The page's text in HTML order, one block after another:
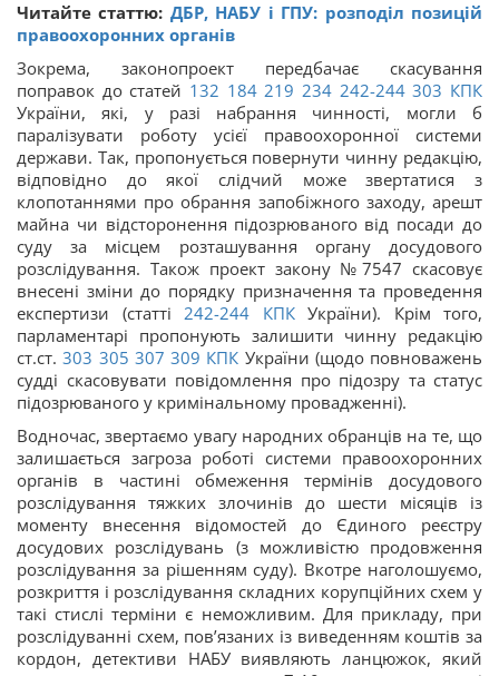
Читайте статтю: ДБР, НАБУ і ГПУ: розподіл позицій
правоохоронних органів
Зокрема, законопроект передбачає скасування
поправок до статей 132 184 219 234 242-244 303 КПК
України, які, у разі набрання чинності, могли б
паралізувати роботу усієї правоохоронної системи
держави. Так, пропонується повернути чинну редакцію,
відповідно до якої слідчий може звертатися з
клопотаннями про обрання запобіжного заходу, арешт
майна чи відсторонення підозрюваного від посади до
суду за місцем розташування органу досудового
розслідування. Також проект закону №7547 скасовує
внесені зміни до порядку призначення та проведення
експертизи (статті 242-244 КПКУкраїни). Крім того,
парламентарі пропонують залишити чинну редакцію
ст.ст. 303 305 307 309 КПК України (щодо повноважень
судді скасовувати повідомлення про підозру та статус
підозрюваного у кримінальному провадженні).
Водночас, звертаємо увагу народних обранців на те, що
залишається загроза роботі системи правоохоронних
органів в частині обмеження термінів досудового
розслідування тяжких злочинів до шести місяців із
моменту внесення відомостей до Єдиного реєстру
досудових розслідувань (з можливістю продовження
розслідування за рішенням суду). Вкотре наголошуємо,
розкриття і розслідування складних корупційних схем у
такі стислі терміни є неможливим. Для прикладу, при
розслідуванні схем, пов’язаних із виведенням коштів за
кордон, детективи НАБУ виявляють ланцюжок, який